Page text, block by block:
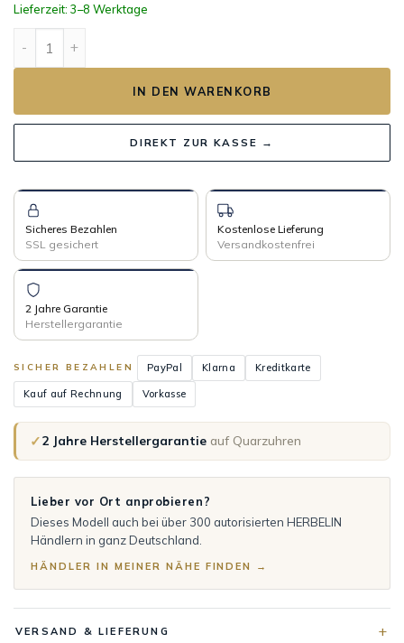
Lieferzeit: 3–8 Werktage
IN DEN WARENKORB
DIREKT ZUR KASSE →
Sicheres Bezahlen
SSL gesichert
Kostenlose Lieferung
Versandkostenfrei
2 Jahre Garantie
Herstellergarantie
SICHER BEZAHLEN PayPal Klarna Kreditkarte
Kauf auf Rechnung Vorkasse
✓2 Jahre Herstellergarantie auf Quarzuhren
Lieber vor Ort anprobieren?
Dieses Modell auch bei über 300 autorisierten HERBELIN
Händlern in ganz Deutschland.
HÄNDLER IN MEINER NÄHE FINDEN →
VERSAND & LIEFERUNG